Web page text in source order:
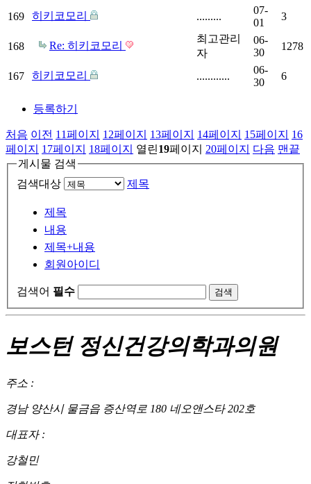
169 히키코모리 .........
07-
01
3
168 Re: 히키코모리
최고관리
자
06-
30
1278
167 히키코모리 ............
06-
30
6
등록하기
처음 이전 11페이지 12페이지 13페이지 14페이지 15페이지
16
페이지
17페이지 18페이지 열린19페이지 20페이지 다음 맨끝
게시물 검색
검색대상
제목
제목
내용
제목+내용
회원아이디
검색어 필수
보스턴 정신건강의학과의원
주소 :
경남 양산시 물금읍 증산역로 180 네오앤스타 202호
대표자 :
강철민